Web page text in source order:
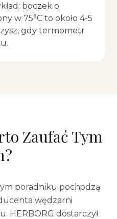
boczek o
w 75°C to około 4-5
gdy termometr
Zaufać Tym
poradniku pochodzą
wędzarni
HERBORG dostarczył